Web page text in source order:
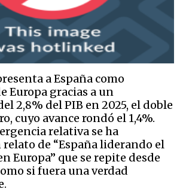
a España como
Europa gracias a un
2,8% del PIB en 2025, el doble
cuyo avance rondó el 1,4%.
relativa se ha
de “España liderando el
Europa” que se repite desde
si fuera una verdad